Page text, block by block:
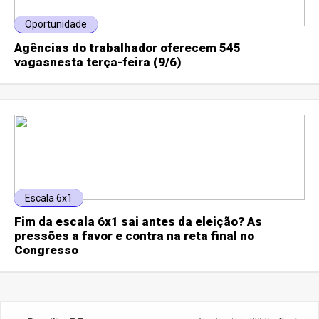
Oportunidade
Agências do trabalhador oferecem 545
vagasnesta terça-feira (9/6)
Escala 6x1
Fim da escala 6x1 sai antes da eleição? As
pressões a favor e contra na reta final no
Congresso